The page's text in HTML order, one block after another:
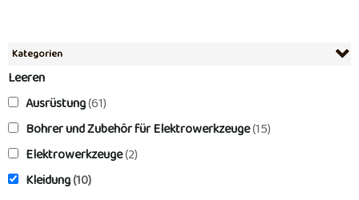
Kategorien
Leeren
Ausrüstung(61)
Bohrer und Zubehör für Elektrowerkzeuge(15)
Elektrowerkzeuge(2)
Kleidung(10)